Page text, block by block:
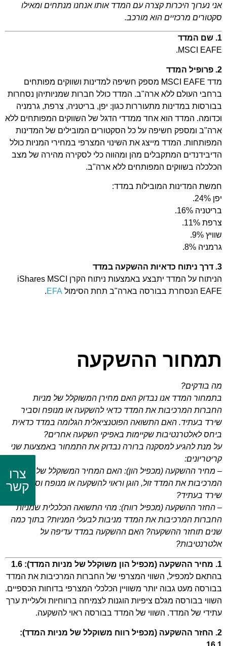
אני נערוך היכרות קצרה עם המדד אותו אנחנו מנתחים ומאילו
סקטורים מרכזיים הוא מורכב.
1. שם המדד
MSCI EAFE.
2. פרופיל המדד
מדד MSCI EAFE מספק חשיפה למדינות ושווקים מפותחים
ברחבי העולם ללא ארה"ב. המדד כולל חברות שמניותיהן נסחרות
בבורסות במדינות מתעוררות כגון: יפן, בריטניה, צרפת, גרמניה
וכדומה. המדד הוא אחד ממדדי הדגל של השווקים המפותחים ללא
ארה"ב ומספק חשיפה על כל הסקטורים המובילים של המדינות
המפותחות. המדד מייצג את השינוי המצרפי במחירי המניות כולל
הדיבידנדים המתקבלים מהן ומהווה כלי לסקירה מהירה של מצב
הכלכלה בשווקים המפותחים ללא ארה"ב.
חמשת המדינות המובילות במדד:
יפן 24%.
בריטניה 16%.
צרפת 11%.
שוויץ 9%.
גרמניה 8%.
3. דרך ניתוח כדאיות ההשקעה במדד
הניתוח על המדד יתבצע באמצעות ניתוח הקרן iShares MSCI
EAFE הנסחרת בבורסה בארה"ב תחת הסימול
EFA
.
תמחור ההשקעה
מה בודקים?
בתמחור המדד אנו נבדוק האם מחירן המשוקלל של מניות
החברות המרכיבות את המדד כדאי להשקעה או מנופח וסביר
שירד בעתיד. האם התשואה הפוטנציאלית הגלומה במדד כדאית
ביחס לאלטרנטיבות שקיימות באפיקי השקעה אחרים?
על מנת להגיע למסקנה ברורה נבדוק את התמחור באמצעות שני
קריטריונים:
– מחיר ההשקעה (מכפיל הון): האם המחיר המשוקלל של המניות
המרכיבות את המדד זול, הוגן וראוי להשקעה או מנופח וסביר
שירד בעתיד?
– החזר ההשקעה (מכפיל רווח): מהי התשואה הכלכלית שמניות
החברות המרכיבות את המדד מניבות לבעלי המניות? בתוך כמה
שנים תוחזר ההשקעה? האם ההשקעה במדד עדיפה על
אלטרנטיבות?
1. מחיר ההשקעה (מכפיל הון משוקלל של מניות המדד): 1.6
בהתאם למכפיל, השווי המצרפי של החברות המרכיבות את המדד
בבורסה מעט גבוה יותר משוויין הכלכלי המצרפי בדוחות הכספיים.
השווי בבורסה מגלם ציפיות הוגנות לצמיחה ברווחיות ולעליית ערך
עתידי של המדד. השווי של המדד בבורסה ראוי להשקעה.
2. החזר ההשקעה (מכפיל רווח משוקלל של מניות המדד):
צרו
קשר